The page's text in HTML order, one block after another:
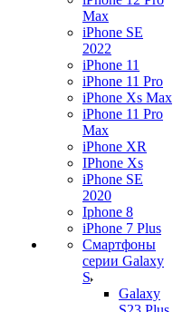
Max
iPhone SE
2022
iPhone 11
iPhone 11 Pro
iPhone Xs Max
iPhone 11 Pro
Max
iPhone XR
IPhone Xs
iPhone SE
2020
Iphone 8
iPhone 7 Plus
Смартфоны
серии Galaxy
S
Galaxy